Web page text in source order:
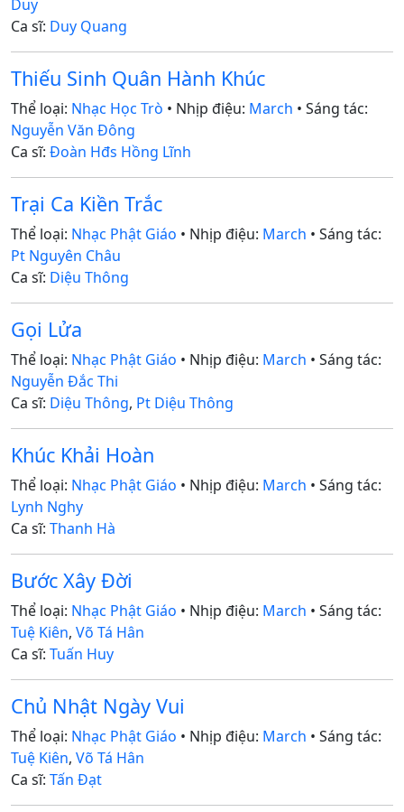
Duy
Ca sĩ: Duy Quang
Thiếu Sinh Quân Hành Khúc
Thể loại: Nhạc Học Trò • Nhịp điệu: March • Sáng tác:
Nguyễn Văn Đông
Ca sĩ: Đoàn Hđs Hồng Lĩnh
Trại Ca Kiền Trắc
Thể loại: Nhạc Phật Giáo • Nhịp điệu: March • Sáng tác:
Pt Nguyên Châu
Ca sĩ: Diệu Thông
Gọi Lửa
Thể loại: Nhạc Phật Giáo • Nhịp điệu: March • Sáng tác:
Nguyễn Đắc Thi
Ca sĩ: Diệu Thông, Pt Diệu Thông
Khúc Khải Hoàn
Thể loại: Nhạc Phật Giáo • Nhịp điệu: March • Sáng tác:
Lynh Nghy
Ca sĩ: Thanh Hà
Bước Xây Đời
Thể loại: Nhạc Phật Giáo • Nhịp điệu: March • Sáng tác:
Tuệ Kiên, Võ Tá Hân
Ca sĩ: Tuấn Huy
Chủ Nhật Ngày Vui
Thể loại: Nhạc Phật Giáo • Nhịp điệu: March • Sáng tác:
Tuệ Kiên, Võ Tá Hân
Ca sĩ: Tấn Đạt